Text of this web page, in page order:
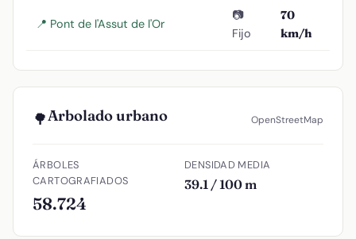
📍 Pont de l'Assut de l'Or
📷
Fijo
70
km/h
🌳Arbolado urbano OpenStreetMap
ÁRBOLES
CARTOGRAFIADOS
58.724
DENSIDAD MEDIA
39.1 / 100 m